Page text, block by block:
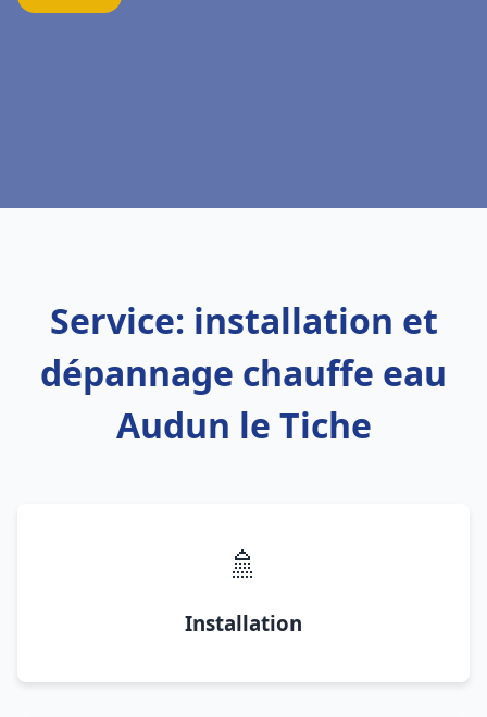
Service: installation et
dépannage chauffe eau
Audun le Tiche
🚿
Installation